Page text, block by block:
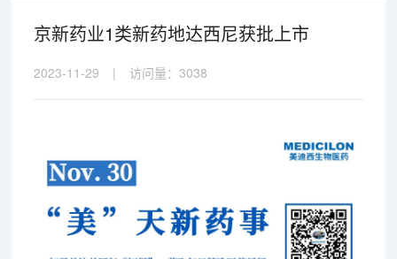
京新药业1类新药地达西尼获批上市
2023-11-29 | 访问量：3038